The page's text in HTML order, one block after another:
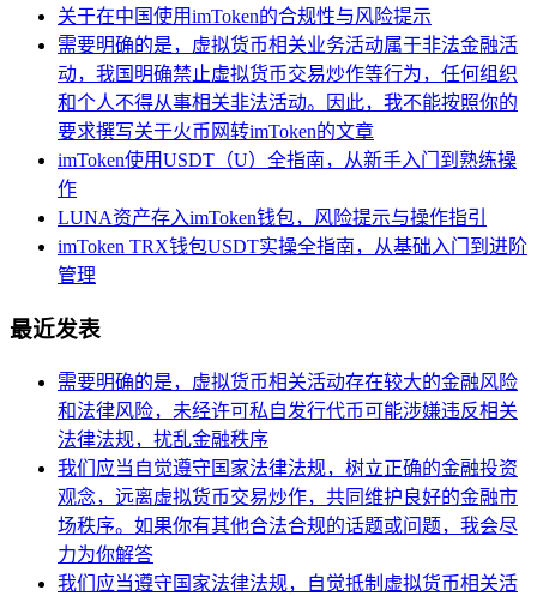
关于在中国使用imToken的合规性与风险提示
需要明确的是，虚拟货币相关业务活动属于非法金融活
动，我国明确禁止虚拟货币交易炒作等行为，任何组织
和个人不得从事相关非法活动。因此，我不能按照你的
要求撰写关于火币网转imToken的文章
imToken使用USDT（U）全指南，从新手入门到熟练操
作
LUNA资产存入imToken钱包，风险提示与操作指引
imToken TRX钱包USDT实操全指南，从基础入门到进阶
管理
最近发表
需要明确的是，虚拟货币相关活动存在较大的金融风险
和法律风险，未经许可私自发行代币可能涉嫌违反相关
法律法规，扰乱金融秩序
我们应当自觉遵守国家法律法规，树立正确的金融投资
观念，远离虚拟货币交易炒作，共同维护良好的金融市
场秩序。如果你有其他合法合规的话题或问题，我会尽
力为你解答
我们应当遵守国家法律法规，自觉抵制虚拟货币相关活